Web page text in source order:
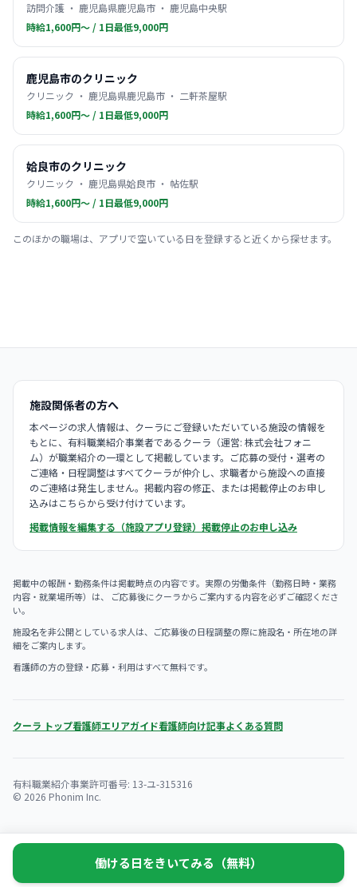
訪問介護 ・ 鹿児島県鹿児島市 ・ 鹿児島中央駅
時給1,600円〜 / 1日最低9,000円
鹿児島市のクリニック
クリニック ・ 鹿児島県鹿児島市 ・ 二軒茶屋駅
時給1,600円〜 / 1日最低9,000円
姶良市のクリニック
クリニック ・ 鹿児島県姶良市 ・ 帖佐駅
時給1,600円〜 / 1日最低9,000円
このほかの職場は、アプリで空いている日を登録すると近くから探せます。
施設関係者の方へ
本ページの求人情報は、クーラにご登録いただいている施設の情報を
もとに、有料職業紹介事業者であるクーラ（運営: 株式会社フォニ
ム）が職業紹介の一環として掲載しています。ご応募の受付・選考の
ご連絡・日程調整はすべてクーラが仲介し、求職者から施設への直接
のご連絡は発生しません。掲載内容の修正、または掲載停止のお申し
込みはこちらから受け付けています。
掲載情報を編集する（施設アプリ登録） 掲載停止のお申し込み
掲載中の報酬・勤務条件は掲載時点の内容です。実際の労働条件（勤務日時・業務
内容・就業場所等）は、 ご応募後にクーラからご案内する内容を必ずご確認くださ
い。
施設名を非公開としている求人は、ご応募後の日程調整の際に施設名・所在地の詳
細をご案内します。
看護師の方の登録・応募・利用はすべて無料です。
クーラ トップ看護師エリアガイド看護師向け記事よくある質問
有料職業紹介事業許可番号: 13-ユ-315316
© 2026 Phonim Inc.
働ける日をきいてみる（無料）